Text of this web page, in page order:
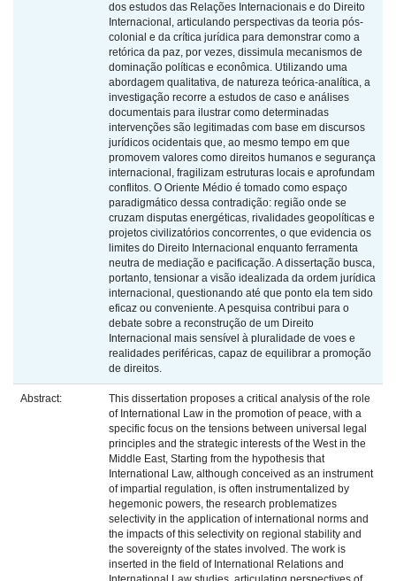
dos estudos das Relações Internacionais e do Direito
Internacional, articulando perspectivas da teoria pós-
colonial e da crítica jurídica para demonstrar como a
retórica da paz, por vezes, dissimula mecanismos de
dominação políticas e econômica. Utilizando uma
abordagem qualitativa, de natureza teórica-analítica, a
investigação recorre a estudos de caso e análises
documentais para ilustrar como determinadas
intervenções são legitimadas com base em discursos
jurídicos ocidentais que, ao mesmo tempo em que
promovem valores como direitos humanos e segurança
internacional, fragilizam estruturas locais e aprofundam
conflitos. O Oriente Médio é tomado como espaço
paradigmático dessa contradição: região onde se
cruzam disputas energéticas, rivalidades geopolíticas e
projetos civilizatórios concorrentes, o que evidencia os
limites do Direito Internacional enquanto ferramenta
neutra de mediação e pacificação. A dissertação busca,
portanto, tensionar a visão idealizada da ordem jurídica
internacional, questionando até que ponto ela tem sido
eficaz ou conveniente. A pesquisa contribui para o
debate sobre a reconstrução de um Direito
Internacional mais sensível à pluralidade de voes e
realidades periféricas, capaz de equilibrar a promoção
de direitos.
Abstract:
This dissertation proposes a critical analysis of the role
of International Law in the promotion of peace, with a
specific focus on the tensions between universal legal
principles and the strategic interests of the West in the
Middle East, Starting from the hypothesis that
International Law, although conceived as an instrument
of impartial regulation, is often instrumentalized by
hegemonic powers, the research problematizes
selectivity in the application of international norms and
the impacts of this selectivity on regional stability and
the sovereignty of the states involved. The work is
inserted in the field of International Relations and